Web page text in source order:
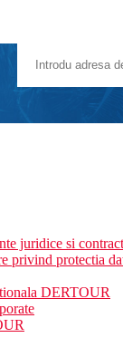
juridice si
privind protectia
DERTOUR